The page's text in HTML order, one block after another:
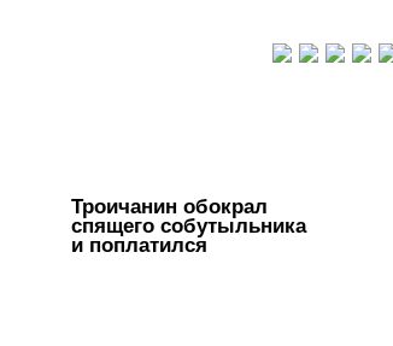
Троичанин обокрал
спящего собутыльника
и поплатился